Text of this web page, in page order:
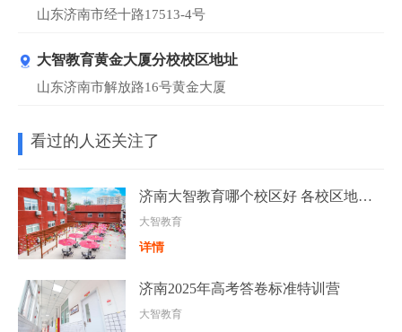
山东济南市经十路17513-4号
大智教育黄金大厦分校校区地址
山东济南市解放路16号黄金大厦
看过的人还关注了
济南大智教育哪个校区好 各校区地址汇总一览
大智教育
详情
济南2025年高考答卷标准特训营
大智教育